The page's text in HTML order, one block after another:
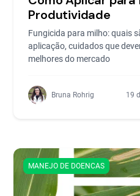
Produtividade
Fungicida para milho: quais
aplicação, cuidados que
melhores do mercado
Bruna Rohrig 19
MANEJO DE DOENCAS